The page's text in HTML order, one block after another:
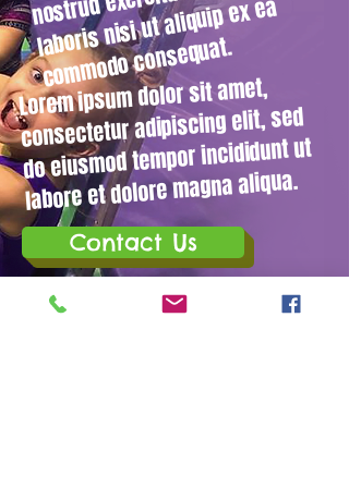
laboris nisi ut aliquip ex ea
modo consequat.
Lorem ipsum dolor sit amet,
consectetur adipiscing elit, sed
do eiusmod tempor incididunt ut
labore et dolore magna aliqua.
Contact Us